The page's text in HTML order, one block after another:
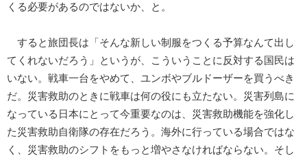
くる必要があるのではないか、と。
すると旅団長は「そんな新しい制服をつくる予算なんて出し
てくれないだろう」というが、こういうことに反対する国民は
いない。戦車一台をやめて、ユンボやブルドーザーを買うべき
だ。災害救助のときに戦車は何の役にも立たない。災害列島に
なっている日本にとって今重要なのは、災害救助機能を強化し
た災害救助自衛隊の存在だろう。海外に行っている場合ではな
く、災害救助のシフトをもっと増やさなければならない。そし